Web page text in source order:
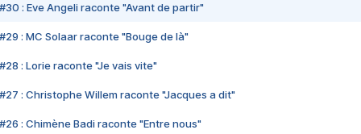
#30 : Eve Angeli raconte "Avant de partir"
#29 : MC Solaar raconte "Bouge de là"
#28 : Lorie raconte "Je vais vite"
#27 : Christophe Willem raconte "Jacques a dit"
#26 : Chimène Badi raconte "Entre nous"